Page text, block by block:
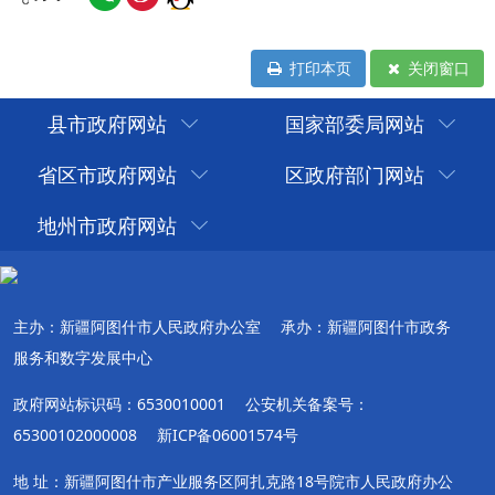
打印本页 关闭窗口
县市政府网站
国家部委局网站
省区市政府网站
区政府部门网站
地州市政府网站
主办：新疆阿图什市人民政府办公室
承办：新疆阿图什市政务
服务和数字发展中心
政府网站标识码：6530010001
公安机关备案号：
65300102000008
新ICP备06001574号
地 址：新疆阿图什市产业服务区阿扎克路18号院市人民政府办公